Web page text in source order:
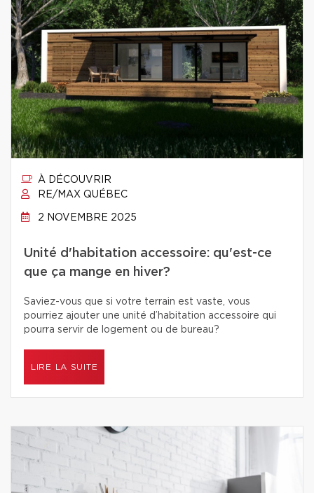
À DÉCOUVRIR
RE/MAX QUÉBEC
2 NOVEMBRE 2025
Unité d'habitation accessoire: qu'est-ce
que ça mange en hiver?
Saviez-vous que si votre terrain est vaste, vous
pourriez ajouter une unité d’habitation accessoire qui
pourra servir de logement ou de bureau?
LIRE LA SUITE